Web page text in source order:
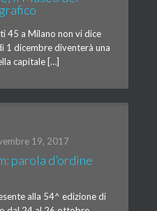
45 a Milano non vi dice
1 dicembre diventerà una
capitale […]
19, 2017
parola d’ordine
alla 54^ edizione di